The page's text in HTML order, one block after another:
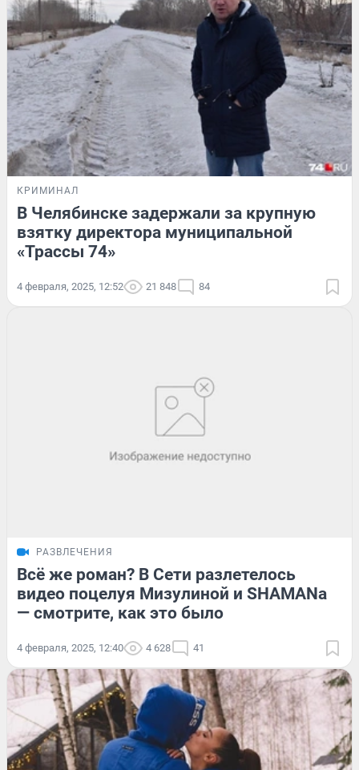
КРИМИНАЛ
В Челябинске задержали за крупную
взятку директора муниципальной
«Трассы 74»
4 февраля, 2025, 12:52 21 848 84
РАЗВЛЕЧЕНИЯ
Всё же роман? В Сети разлетелось
видео поцелуя Мизулиной и SHAMANa
— смотрите, как это было
4 февраля, 2025, 12:40 4 628 41